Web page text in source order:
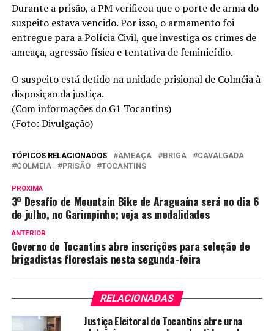
Durante a prisão, a PM verificou que o porte de arma do
suspeito estava vencido. Por isso, o armamento foi
entregue para a Polícia Civil, que investiga os crimes de
ameaça, agressão física e tentativa de feminicídio.
O suspeito está detido na unidade prisional de Colméia à
disposição da justiça.
(Com informações do G1 Tocantins)
(Foto: Divulgação)
TÓPICOS RELACIONADOS AMEAÇA BRIGA
CAVALGADA
COLMÉIA
PRISÃO TOCANTINS
PRÓXIMA
3º Desafio de Mountain Bike de Araguaína será no dia 6
de julho, no Garimpinho; veja as modalidades
ANTERIOR
Governo do Tocantins abre inscrições para seleção de
brigadistas florestais nesta segunda-feira
RELACIONADAS
Justiça Eleitoral do Tocantins abre urna